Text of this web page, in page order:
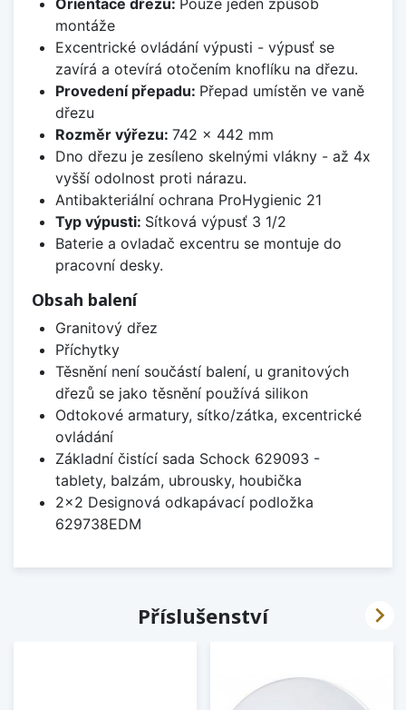
montáže
Excentrické ovládání výpusti - výpusť se
zavírá a otevírá otočením knoflíku na dřezu.
Provedení přepadu: Přepad umístěn ve vaně
dřezu
Rozměr výřezu: 742 x 442 mm
Dno dřezu je zesíleno skelnými vlákny - až 4x
vyšší odolnost proti nárazu.
Antibakteriální ochrana ProHygienic 21
Typ výpusti: Sítková výpusť 3 1/2
Baterie a ovladač excentru se montuje do
pracovní desky.
Obsah balení
Granitový dřez
Příchytky
Těsnění není součástí balení, u granitových
dřezů se jako těsnění používá silikon
Odtokové armatury, sítko/zátka, excentrické
ovládání
Základní čistící sada Schock 629093 -
tablety, balzám, ubrousky, houbička
2x2 Designová odkapávací podložka
629738EDM
Příslušenství 